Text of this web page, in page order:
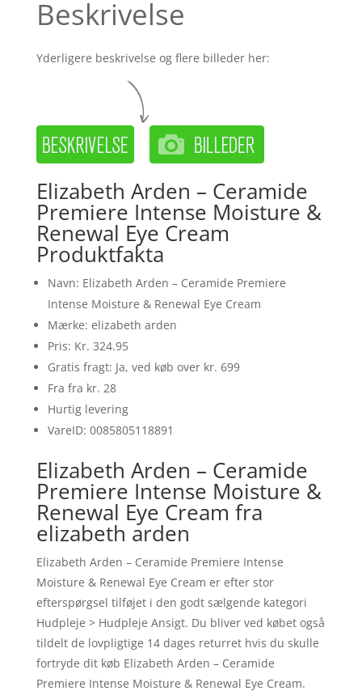
Beskrivelse
Yderligere beskrivelse og flere billeder her:
Elizabeth Arden – Ceramide
Premiere Intense Moisture &
Renewal Eye Cream
Produktfakta
Navn: Elizabeth Arden – Ceramide Premiere
Intense Moisture & Renewal Eye Cream
Mærke: elizabeth arden
Pris: Kr. 324.95
Gratis fragt: Ja, ved køb over kr. 699
Fra fra kr. 28
Hurtig levering
VareID: 0085805118891
Elizabeth Arden – Ceramide
Premiere Intense Moisture &
Renewal Eye Cream fra
elizabeth arden
Elizabeth Arden – Ceramide Premiere Intense
Moisture & Renewal Eye Cream er efter stor
efterspørgsel tilføjet i den godt sælgende kategori
Hudpleje > Hudpleje Ansigt. Du bliver ved købet også
tildelt de lovpligtige 14 dages returret hvis du skulle
fortryde dit køb Elizabeth Arden – Ceramide
Premiere Intense Moisture & Renewal Eye Cream.